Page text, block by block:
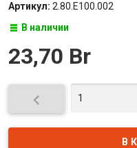
Артикул: 2.80.Е100.002
В наличии
23,70 Br
